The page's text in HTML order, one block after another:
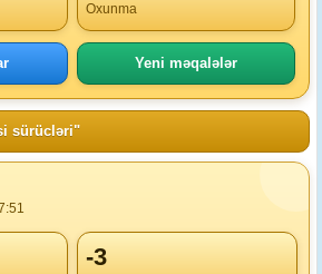
Oxunma
Yeni məqalələr
sürücləri"
-3